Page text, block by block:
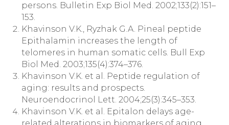
persons. Bulletin Exp Biol Med. 2002;133(2):151–
153.
Khavinson V.K., Ryzhak G.A. Pineal peptide
Epithalamin increases the length of
telomeres in human somatic cells. Bull Exp
Biol Med. 2003;135(4):374–376.
Khavinson V.K. et al. Peptide regulation of
aging: results and prospects.
Neuroendocrinol Lett. 2004;25(3):345–353.
Khavinson V.K. et al. Epitalon delays age-